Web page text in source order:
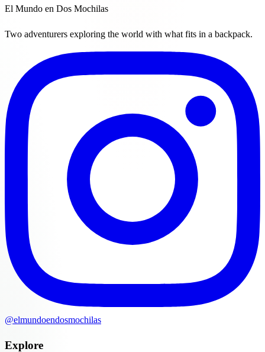
El Mundo en Dos Mochilas
Two adventurers exploring the world with what fits in a backpack.
@elmundoendosmochilas
Explore